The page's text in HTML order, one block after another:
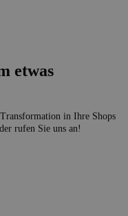
etwas
in Ihre Shops
rufen Sie uns an!